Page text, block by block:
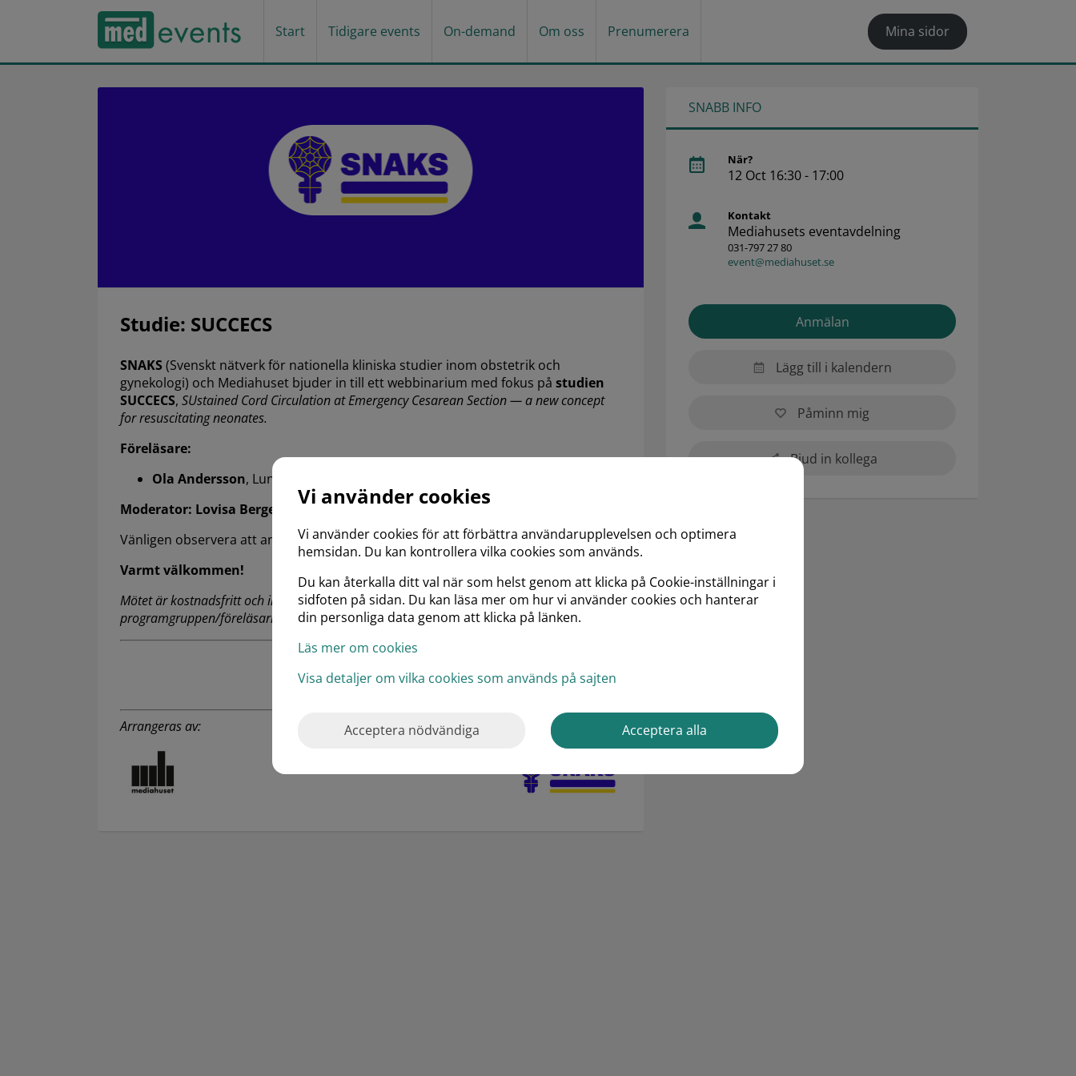
Start Tidigare events On-demand Om oss Prenumerera Mina sidor
Studie: SUCCECS
SNAKS (Svenskt nätverk för nationella kliniska studier inom obstetrik och
gynekologi) och Mediahuset bjuder in till ett webbinarium med fokus på studien
SUCCECS, SUstained Cord Circulation at Emergency Cesarean Section — a new concept
for resuscitating neonates.
Föreläsare:
Ola Andersson, Lund
Moderator: Lovisa Bergengren, Örebro
Vänligen observera att anmälan krävs.
Varmt välkommen!
Mötet är kostnadsfritt och innehållet i programmet beslutas uteslutande av
programgruppen/föreläsarna.
Arrangeras av:
SNABB INFO
När?
12 Oct 16:30 - 17:00
Kontakt
Mediahusets eventavdelning
031-797 27 80
event@mediahuset.se
Anmälan
Lägg till i kalendern
Påminn mig
Bjud in kollega
Vi använder cookies
Vi använder cookies för att förbättra användarupplevelsen och optimera
hemsidan. Du kan kontrollera vilka cookies som används.
Du kan återkalla ditt val när som helst genom att klicka på Cookie-inställningar i
sidfoten på sidan. Du kan läsa mer om hur vi använder cookies och hanterar
din personliga data genom att klicka på länken.
Läs mer om cookies
Visa detaljer om vilka cookies som används på sajten
Acceptera nödvändiga Acceptera alla